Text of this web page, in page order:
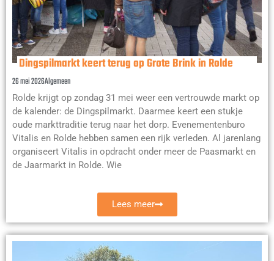
Dingspilmarkt keert terug op Grote Brink in Rolde
26 mei 2026Algemeen
Rolde krijgt op zondag 31 mei weer een vertrouwde markt op
de kalender: de Dingspilmarkt. Daarmee keert een stukje
oude markttraditie terug naar het dorp. Evenementenburo
Vitalis en Rolde hebben samen een rijk verleden. Al jarenlang
organiseert Vitalis in opdracht onder meer de Paasmarkt en
de Jaarmarkt in Rolde. Wie
Lees meer